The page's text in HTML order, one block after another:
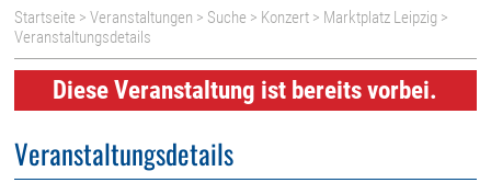
Startseite >Veranstaltungen > Suche > Konzert > Marktplatz Leipzig >
Veranstaltungsdetails
Diese Veranstaltung ist bereits vorbei.
Veranstaltungsdetails